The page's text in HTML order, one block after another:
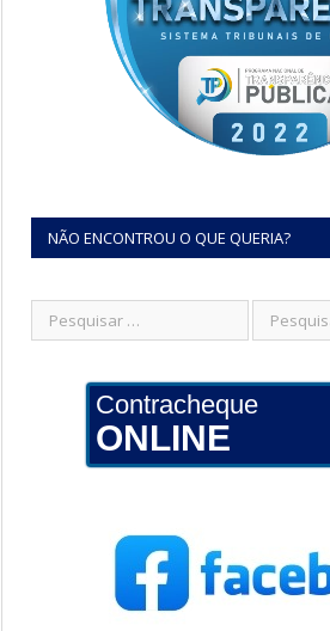
NÃO ENCONTROU O QUE QUERIA?
Contracheque
ONLINE